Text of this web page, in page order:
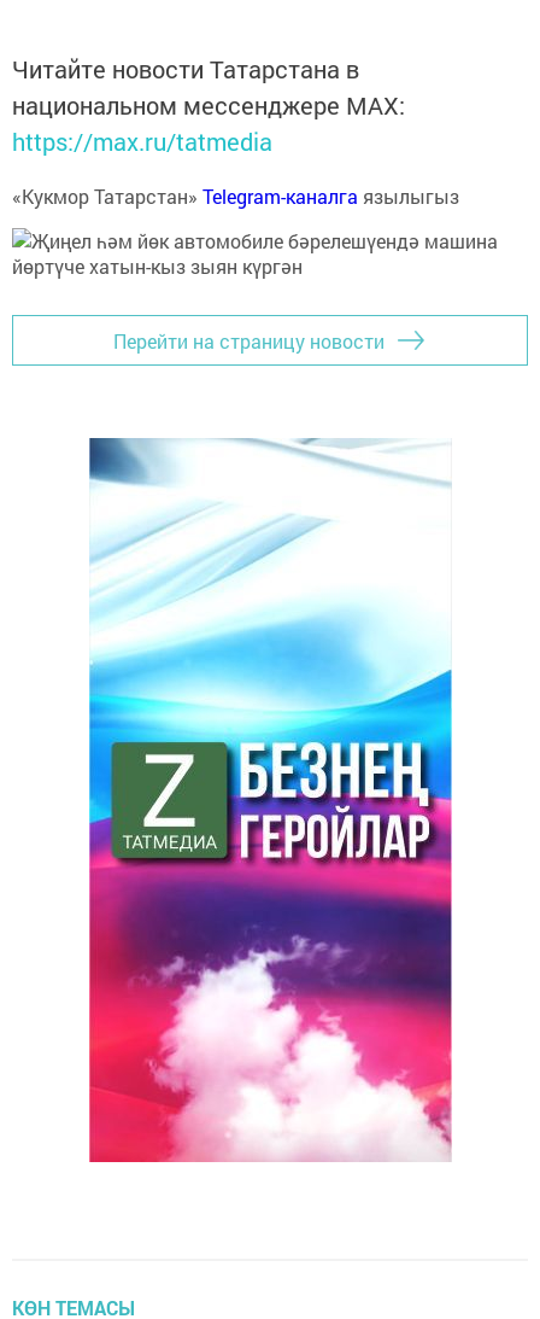
Читайте новости Татарстана в
национальном мессенджере MАХ:
https://max.ru/tatmedia
«Кукмор Татарстан» Telegram-каналга язылыгыз
Перейти на страницу новости
КӨН ТЕМАСЫ